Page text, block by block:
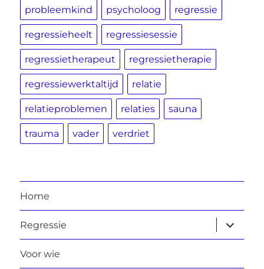
probleemkind psycholoog regressie
regressieheelt regressiesessie
regressietherapeut regressietherapie
regressiewerktaltijd relatie
relatieproblemen relaties sauna
trauma vader verdriet
Home
Regressie
Voor wie